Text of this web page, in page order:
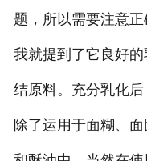
题，所以需要注意
我就提到了它良好
结原料。充分乳化后
除了运用于面糊、